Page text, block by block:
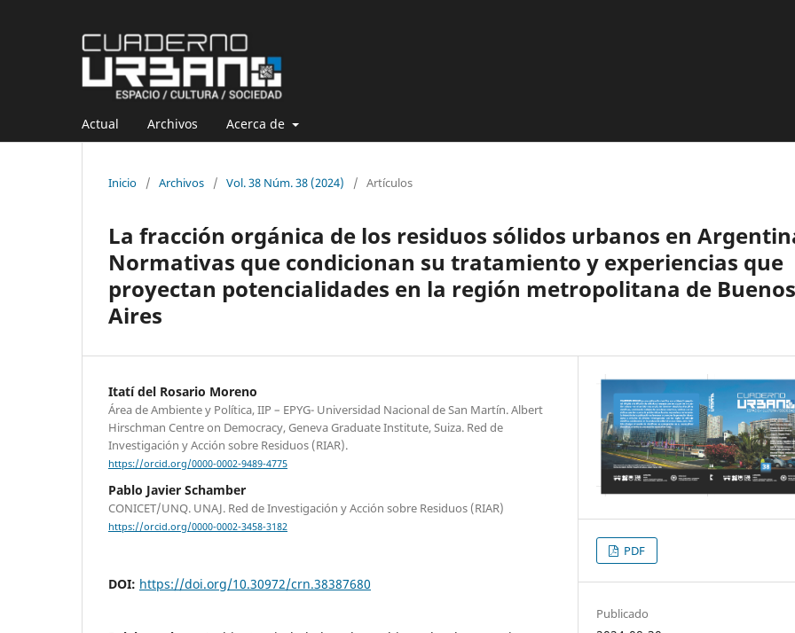
Actual Archivos Acerca de
Inicio / Archivos / Vol. 38 Núm. 38 (2024) / Artículos
La fracción orgánica de los residuos sólidos urbanos en
Normativas que condicionan su tratamiento y experiencias que
proyectan potencialidades en la región metropolitana de Buenos
Aires
Itatí del Rosario Moreno
Área de Ambiente y Política, IIP – EPYG- Universidad Nacional de San Martín. Albert
Hirschman Centre on Democracy, Geneva Graduate Institute, Suiza. Red de
Investigación y Acción sobre Residuos (RIAR).
https://orcid.org/0000-0002-9489-4775
Pablo Javier Schamber
CONICET/UNQ. UNAJ. Red de Investigación y Acción sobre Residuos (RIAR)
https://orcid.org/0000-0002-3458-3182
DOI: https://doi.org/10.30972/crn.38387680
PDF
Publicado